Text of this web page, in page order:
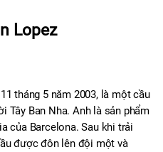
Lopez
tháng 5 năm 2003, là một cầu
Tây Ban Nha. Anh là sản phẩm
của Barcelona. Sau khi trải
được đôn lên đội một và